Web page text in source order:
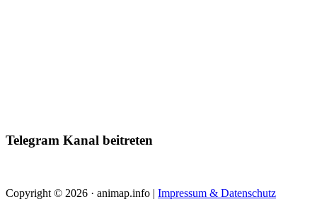
Telegram Kanal beitreten
Copyright © 2026 · animap.info | Impressum & Datenschutz